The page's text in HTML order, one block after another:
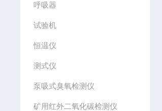
呼吸器
试验机
恒温仪
测式仪
泵吸式臭氧检测仪
矿用红外二氧化碳检测仪